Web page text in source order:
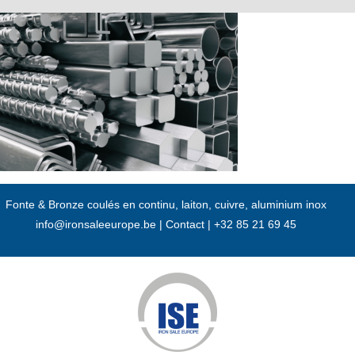
Passer
au
contenu
Fonte & Bronze coulés en continu, laiton, cuivre, aluminium inox
info@ironsaleeurope.be| Contact | +32 85 21 69 45